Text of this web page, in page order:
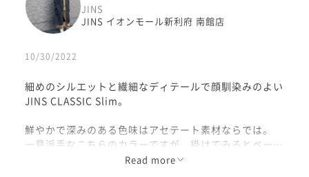
JINS
JINS イオンモール新利府 南館店
10/30/2022
細めのシルエットと繊細なディテールで顔馴染みのよい
JINS CLASSIC Slim。
鮮やかで深みのある色味はアセテート素材ならでは。
一見派手なこちらのカラーですが、掛けてみるとベーシ
ックな形に細身なシルエットも相まって男性でも掛けや
Read more